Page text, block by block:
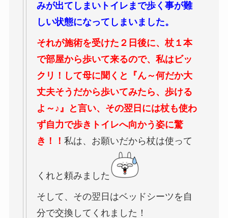
みが出てしまいトイレまで歩く事が難
しい状態になってしまいました。
それが施術を受けた２日後に、杖１本
で部屋から歩いて来るので、私はビッ
クリ！して母に聞くと『ん～何だか大
丈夫そうだから歩いてみたら、歩ける
よ～♪』と言い、その翌日には杖も使わ
ず自力で歩きトイレへ向かう姿に驚
き！！ 私は、お願いだから杖は使って
くれと頼みました
そして、その翌日はベッドシーツを自
分で交換してくれました！